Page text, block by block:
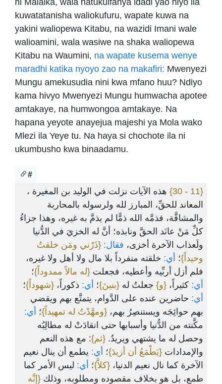
ni Malaika, wala hatukuifanya idadi yao hiyo ila
kuwatatanisha waliokufuru, wapate kuwa na
yakini waliopewa Kitabu, na wazidi Imani wale
walioamini, wala wasiwe na shaka waliopewa
Kitabu na Waumini, na wapate kusema wenye
maradhi katika nyoyo zao na makafiri: Mwenyezi
Mungu amekusudia nini kwa mfano huu? Ndiyo
kama hivyo Mwenyezi Mungu humwacha apotee
amtakaye, na humwongoa amtakaye. Na
hapana yeyote anayejua majeshi ya Mola wako
Mlezi ila Yeye tu. Na haya si chochote ila ni
ukumbusho kwa binaadamu.
#
{11 - 30}
هذه الآيات نزلت في الوليد بن المغيرة ،
المعاند للحقِّ، المبارز لله ولرسوله بالمحاربة
والمشاقَّة، فذمَّه الله ذمًّا لم يذمَّ به غيره، وهذا جزاءُ
كلِّ مَنْ عانَد الحقَّ ونابذه؛ أنَّ له الخزيَ في الدُّنيا
ولَعذاب الآخرة أخزى، فقال: {ذَرْني ومَن خلقتُ
وحيداً}؛ أي: خلقته منفرداً بلا مال ولا أهل ولا غيره،
فلم أزل أربِّيه وأعطيه، فجعلت {له مالاً ممدوداً}؛
أي: كثيراً، {و} جعلتُ له {بنينَ}؛ أي: ذكوراً، {شهوداً}؛
أي: حاضرين عنده على الدَّوام، يتمتَّع بهم ويقضي
بهم حوائِجَه ويستنصِرُ بهم، {ومهَّدْتُ له تمهيداً}؛ أي:
مكَّنته من الدُّنيا وأسبابها حتى انقادَتْ له مطالِبُه
وحصل له ما يشتهي ويريدُ. {ثم}: مع هذه النعم
والإمدادات {يَطْمَعُ أن أزيدَ}؛ أي: يطمع أن ينال نعيم
الآخرة كما نال نعيم الدنيا، {كلاَّ}؛ أي: ليس الأمر كما
طمع، بل هو بخلاف مقصوده ومطلوبه، وذلك {إنَّه